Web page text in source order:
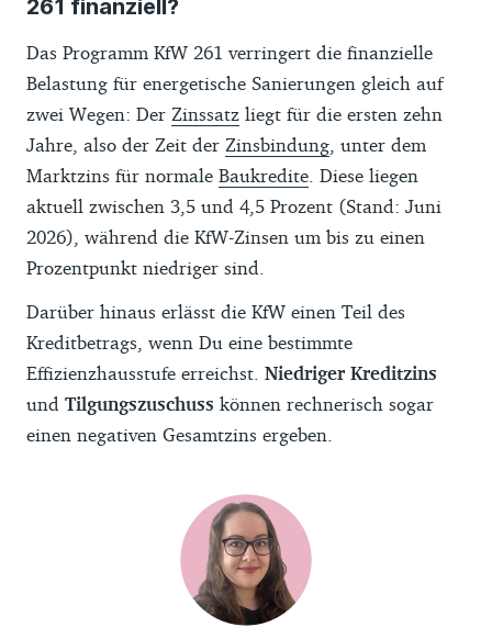
261 finanziell?
Das Programm KfW 261 verringert die finanzielle
Belastung für energetische Sanierungen gleich auf
zwei Wegen: Der Zinssatz liegt für die ersten zehn
Jahre, also der Zeit der Zinsbindung , unter dem
Marktzins für normale Baukredite . Diese liegen
aktuell zwischen 3,5 und 4,5 Prozent (Stand: Juni
2026), während die KfW-Zinsen um bis zu einen
Prozentpunkt niedriger sind.
Darüber hinaus erlässt die KfW einen Teil des
Kreditbetrags, wenn Du eine bestimmte
Effizienzhausstufe erreichst. Niedriger Kreditzins
und Tilgungszuschuss können rechnerisch sogar
einen negativen Gesamtzins ergeben.